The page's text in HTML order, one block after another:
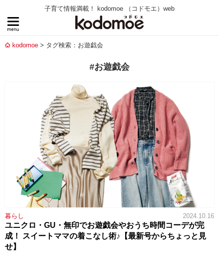
子育て情報満載！ kodomoe （コドモエ）web
kodomoe タグ検索：お遊戯会
#お遊戯会
暮らし 2024.10.16
ユニクロ・GU・無印でお遊戯会やおうち時間コーデが完
成！ スイートママの着こなし術♪【最新号からちょっと見
せ】